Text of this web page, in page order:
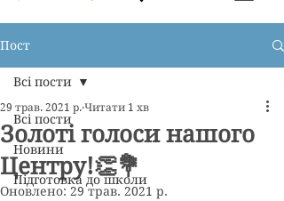
Пост
Всі пости
Новини
Підготовка до школи
Всі пости
Золоті голоси нашого
Центру!👏💐
29 трав. 2021 р. Читати 1 хв
Оновлено: 29 трав. 2021 р.